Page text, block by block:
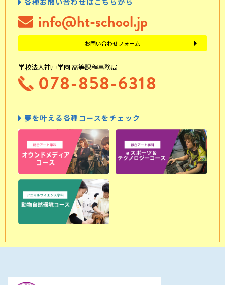
info@ht-school.jp
お問い合わせフォーム
学校法人神戸学園 高等課程事務局
078-858-6318
夢を叶える各種コースをチェック